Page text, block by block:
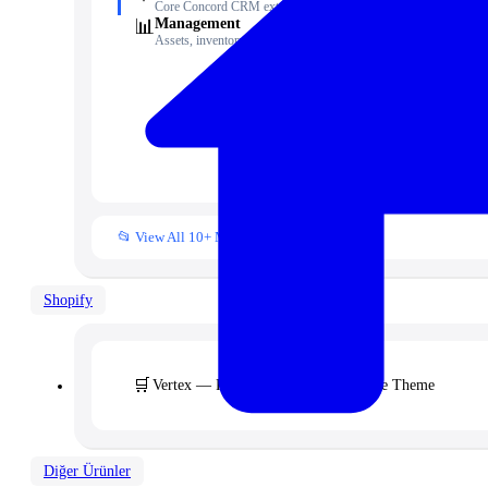
Core Concord CRM extensions
📊 Management
Assets, inventory & more
📂 View All 10+ Modules →
Shopify
🛒 Vertex — Premium B2B & Wholesale Theme
Diğer Ürünler